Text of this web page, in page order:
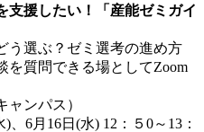
支援したい！「産能ゼミガイ
選ぶ？ゼミ選考の進め方
を質問できる場としてZoom
ンパス）
6月16日(水) 12：５0～13：